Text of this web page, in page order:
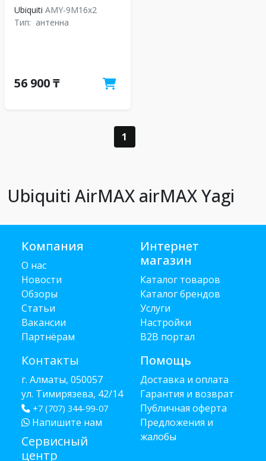
Ubiquiti AMY-9M16x2
Тип: антенна
56 900 ₸
1
Ubiquiti AirMAX airMAX Yagi
Компания
О нас
Новости
Обзоры
Статьи
Вакансии
Партнёрам
Контакты
г. Алматы, 050057
ул. Тимирязева, 42/14
+7 (707) 344-99-07
Напишите нам
Сервисный
центр
Интернет
магазин
Каталог товаров
Каталог брендов
Услуги
Настройки
B2B портал
Помощь
Доставка и оплата
Гарантия и возврат
Публичная оферта
Предложения и
жалобы